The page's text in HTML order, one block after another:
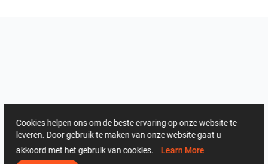
Cookies helpen ons om de beste ervaring op onze website te
leveren. Door gebruik te maken van onze website gaat u
akkoord met het gebruik van cookies. Learn More